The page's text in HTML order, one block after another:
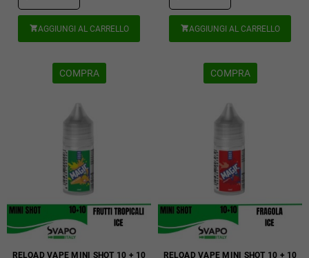
AGGIUNGI AL CARRELLO
COMPRA
AGGIUNGI AL CARRELLO
COMPRA
RELOAD VAPE MINI SHOT 10 + 10 RELOAD VAPE MINI SHOT 10 + 10